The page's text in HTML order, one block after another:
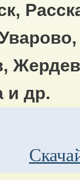
и др.